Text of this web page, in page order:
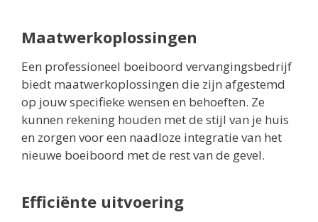
Maatwerkoplossingen
Een professioneel boeiboord vervangingsbedrijf
biedt maatwerkoplossingen die zijn afgestemd
op jouw specifieke wensen en behoeften. Ze
kunnen rekening houden met de stijl van je huis
en zorgen voor een naadloze integratie van het
nieuwe boeiboord met de rest van de gevel.
Efficiënte uitvoering